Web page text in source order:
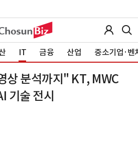
IT 금융 산업 중소기업·벤
상 분석까지" KT, MWC
기술 전시